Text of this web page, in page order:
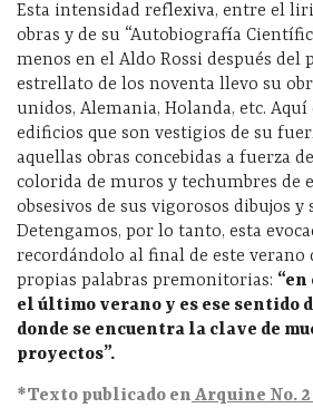
Esta intensidad reflexiva, entre el
obras y de su “Autobiografía
menos en el Aldo Rossi después del
estrellato de los noventa llevo su
unidos, Alemania, Holanda, etc. Aquí
edificios que son vestigios de su
aquellas obras concebidas a fuerza
colorida de muros y techumbres de
obsesivos de sus vigorosos dibujos y
Detengamos, por lo tanto, esta
recordándolo al final de este verano
propias palabras premonitorias:
el último verano y es ese sentido
donde se encuentra la clave de
proyectos”.
*Texto publicado en Arquine No. 2